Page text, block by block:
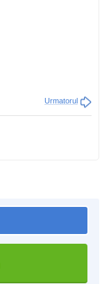
Urmatorul